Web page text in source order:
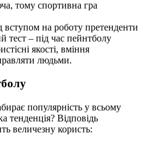
тому спортивна гра
вступом на роботу претенденти
тест – під час пейнтболу
якості, вміння
людьми.
популярність у всьому
тенденція? Відповідь
величезну користь: